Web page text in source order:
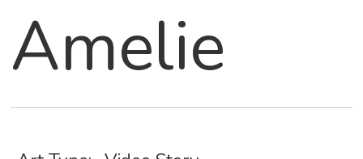
Amelie